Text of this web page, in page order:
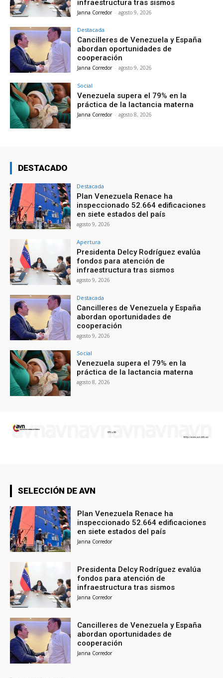
infraestructura tras sismos
Janna Corredor - agosto 9, 2026
Destacada
Cancilleres de Venezuela y España
abordan oportunidades de
cooperación
Janna Corredor - agosto 9, 2026
Social
Venezuela supera el 79% en la
práctica de la lactancia materna
Janna Corredor - agosto 8, 2026
DESTACADO
Destacada
Plan Venezuela Renace ha
inspeccionado 52.664 edificaciones
en siete estados del país
agosto 9, 2026
Apertura
Presidenta Delcy Rodríguez evalúa
fondos para atención de
infraestructura tras sismos
agosto 9, 2026
Destacada
Cancilleres de Venezuela y España
abordan oportunidades de
cooperación
agosto 9, 2026
Social
Venezuela supera el 79% en la
práctica de la lactancia materna
agosto 8, 2026
SELECCIÓN DE AVN
Plan Venezuela Renace ha
inspeccionado 52.664 edificaciones
en siete estados del país
Janna Corredor
Presidenta Delcy Rodríguez evalúa
fondos para atención de
infraestructura tras sismos
Janna Corredor
Cancilleres de Venezuela y España
abordan oportunidades de
cooperación
Janna Corredor